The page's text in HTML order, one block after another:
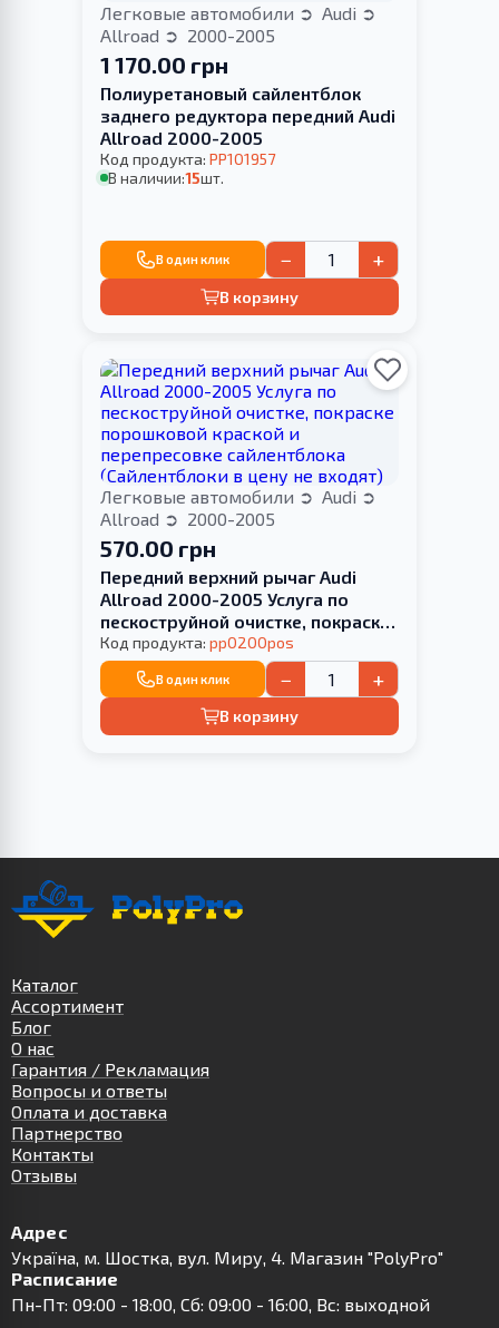
Легковые автомобили
Audi
Allroad
2000-2005
1 170.00 грн
Полиуретановый сайлентблок
заднего редуктора передний Audi
Allroad 2000-2005
Код продукта: PP101957
В наличии:15шт.
В один клик − +
В корзину
Легковые автомобили
Audi
Allroad
2000-2005
570.00 грн
Передний верхний рычаг Audi
Allroad 2000-2005 Услуга по
пескоструйной очистке, покраске
порошковой краской и
перепресовке сайлентблока
(Сайлентблоки в цену не входят)
Код продукта: pp0200pos
В один клик − +
В корзину
Каталог
Ассортимент
Блог
О нас
Гарантия / Рекламация
Вопросы и ответы
Оплата и доставка
Партнерство
Контакты
Отзывы
Адрес
Українa, м. Шостка, вул. Миру, 4. Магазин "PolyPro"
Расписание
Пн-Пт: 09:00 - 18:00, Сб: 09:00 - 16:00, Вс: выходной